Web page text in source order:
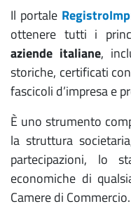
Start up,
Adempimenti
Registro
Unica
Assistenza
Domicilio
certificata
SUAP -
Il portale
ottenere tutti i
aziende italiane,
storiche, certificati
fascicoli d’impresa e
È uno strumento
la struttura
partecipazioni, lo
economiche di
Camere di Commercio.